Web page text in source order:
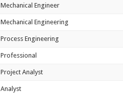
Mechanical Engineer
Mechanical Engineering
Process Engineering
Professional
Project Analyst
Analyst